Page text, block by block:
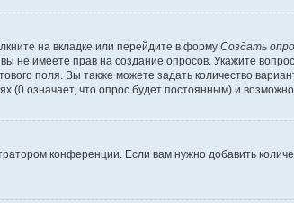
на вкладке или перейдите в форму Создать
не имеете прав на создание опросов. Укажите
поля. Вы также можете задать количество
означает, что опрос будет постоянным) и
конференции. Если вам нужно добавить